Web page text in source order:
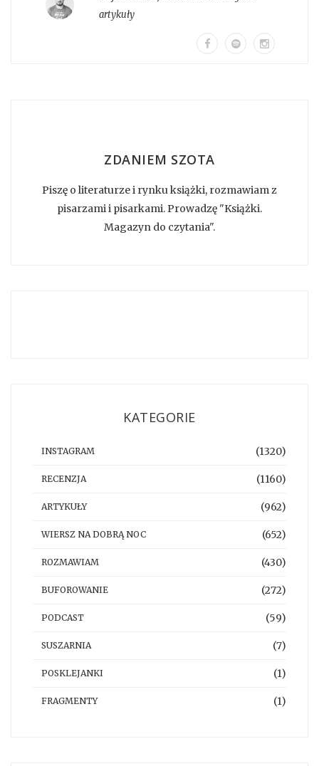
artykuły
ZDANIEM SZOTA
Piszę o literaturze i rynku książki, rozmawiam z
pisarzami i pisarkami. Prowadzę "Książki.
Magazyn do czytania".
KATEGORIE
INSTAGRAM (1320)
RECENZJA (1160)
ARTYKUŁY (962)
WIERSZ NA DOBRĄ NOC (652)
ROZMAWIAM (430)
BUFOROWANIE (272)
PODCAST (59)
SUSZARNIA (7)
POSKLEJANKI (1)
FRAGMENTY (1)